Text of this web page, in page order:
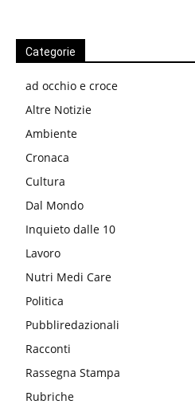
Categorie
ad occhio e croce
Altre Notizie
Ambiente
Cronaca
Cultura
Dal Mondo
Inquieto dalle 10
Lavoro
Nutri Medi Care
Politica
Pubbliredazionali
Racconti
Rassegna Stampa
Rubriche